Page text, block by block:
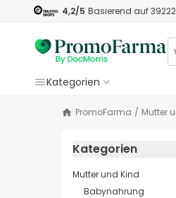
4,2/5 Basierend auf39222
Kategorien
PromoFarma / Mutter
Kategorien
Mutter und Kind
Babynahrung